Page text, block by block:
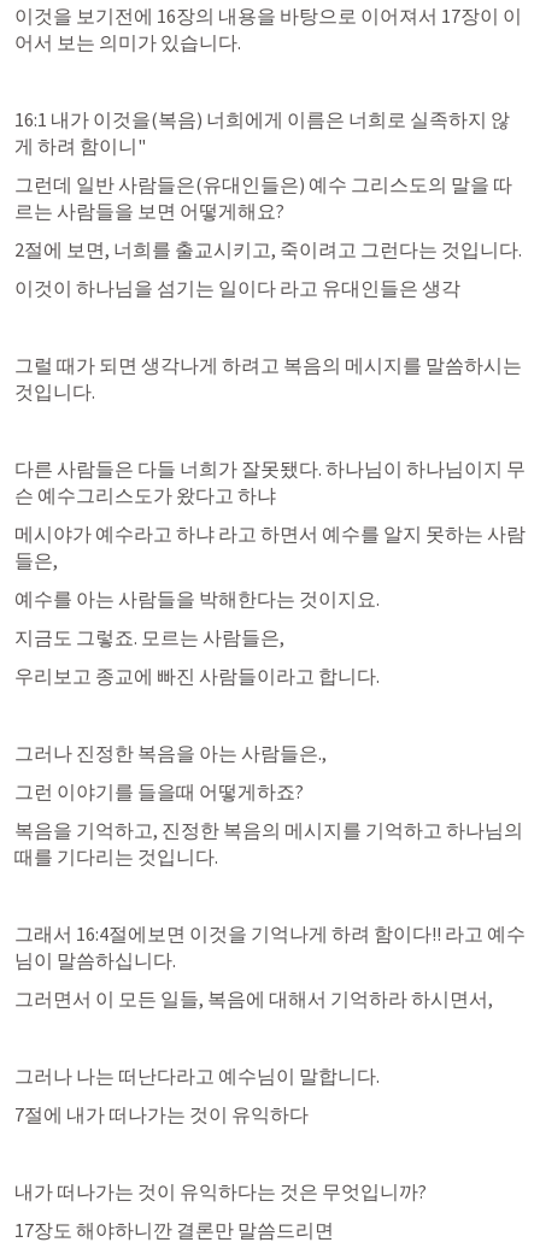
이것을 보기전에 16장의 내용을 바탕으로 이어져서 17장이 이
어서 보는 의미가 있습니다.
16:1 내가 이것을(복음) 너희에게 이름은 너희로 실족하지 않
게 하려 함이니"
그런데 일반 사람들은(유대인들은) 예수 그리스도의 말을 따
르는 사람들을 보면 어떻게해요?
2절에 보면, 너희를 출교시키고, 죽이려고 그런다는 것입니다.
이것이 하나님을 섬기는 일이다 라고 유대인들은 생각
그럴 때가 되면 생각나게 하려고 복음의 메시지를 말씀하시는
것입니다.
다른 사람들은 다들 너희가 잘못됐다. 하나님이 하나님이지 무
슨 예수그리스도가 왔다고 하냐
메시야가 예수라고 하냐 라고 하면서 예수를 알지 못하는 사람
들은,
예수를 아는 사람들을 박해한다는 것이지요.
지금도 그렇죠. 모르는 사람들은,
우리보고 종교에 빠진 사람들이라고 합니다.
그러나 진정한 복음을 아는 사람들은.,
그런 이야기를 들을때 어떻게하죠?
복음을 기억하고, 진정한 복음의 메시지를 기억하고 하나님의
때를 기다리는 것입니다.
그래서 16:4절에보면 이것을 기억나게 하려 함이다!! 라고 예수
님이 말씀하십니다.
그러면서 이 모든 일들, 복음에 대해서 기억하라 하시면서,
그러나 나는 떠난다라고 예수님이 말합니다.
7절에 내가 떠나가는 것이 유익하다
내가 떠나가는 것이 유익하다는 것은 무엇입니까?
17장도 해야하니깐 결론만 말씀드리면